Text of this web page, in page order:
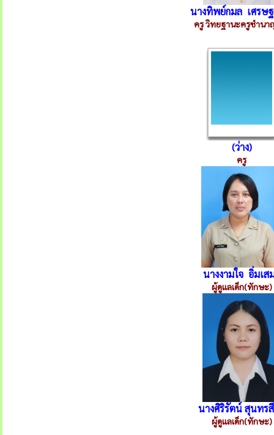
นางทิพย์กมล เศรษ
ครู วิทยฐานะครูชำนา
(ว่าง)
ครู
นางงามใจ อิ่มเส
ผู้ดูแลเด็ก(ทักษะ)
นางศิริรัตน์ สุนทร
ผู้ดูแลเด็ก(ทักษะ)